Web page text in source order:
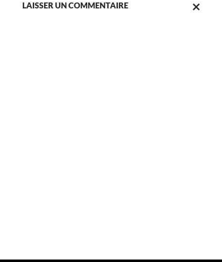
LAISSER UN COMMENTAIRE